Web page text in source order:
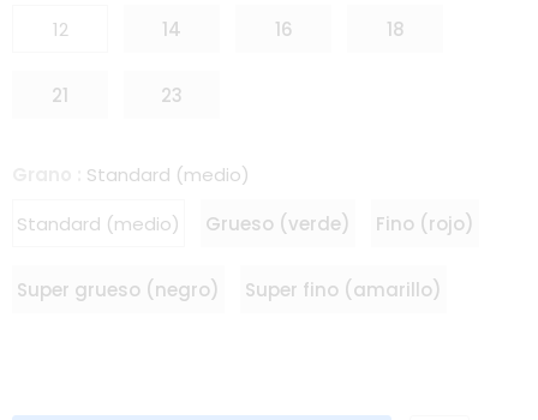
12
14 16 18
21 23
Standard (medio)
Standard (medio)
Grueso (verde) Fino (rojo)
Super grueso (negro) Super fino (amarillo)